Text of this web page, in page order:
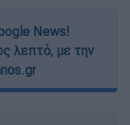
News!
λεπτό, με την